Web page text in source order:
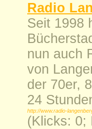
Radio
Seit 1998
nun auch
von
der 70er,
24
http://www.radio-
(Klicks: 0;